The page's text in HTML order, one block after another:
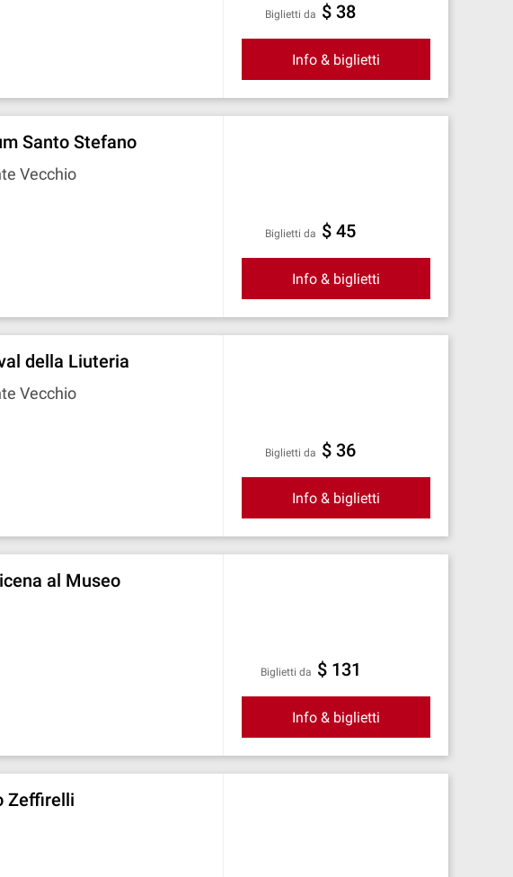
Biglietti da $ 38
Info & biglietti
Santo Stefano
Vecchio
Biglietti da $ 45
Info & biglietti
della Liuteria
Vecchio
Biglietti da $ 36
Info & biglietti
al Museo
Biglietti da $ 131
Info & biglietti
Zeffirelli